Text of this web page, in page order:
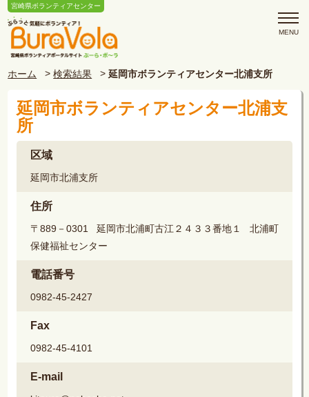
宮崎県ボランティアセンター
ホーム 検索結果 延岡市ボランティアセンター北浦支所
延岡市ボランティアセンター北浦支
所
区域
延岡市北浦支所
住所
〒889－0301 延岡市北浦町古江２４３３番地１ 北浦町
保健福祉センター
電話番号
0982-45-2427
Fax
0982-45-4101
E-mail